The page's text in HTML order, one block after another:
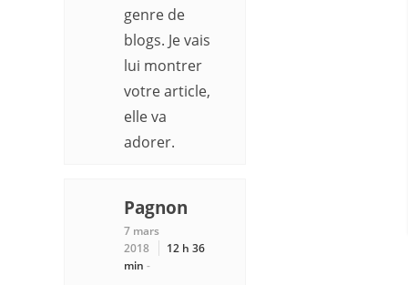
genre de
blogs. Je vais
lui montrer
votre article,
elle va
adorer.
Pagnon
7 mars
2018
12 h 36
min -